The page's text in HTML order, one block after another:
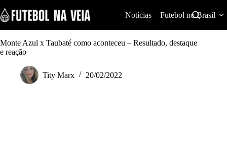
k
i
p
t
o
Notícias Futebol no Brasil
Monte Azul x Taubaté como aconteceu – Resultado, destaque
e reação
Tity Marx 20/02/2022